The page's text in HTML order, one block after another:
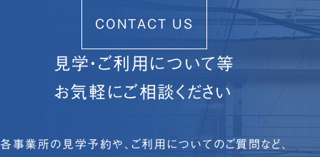
CONTACT US
見学・ご利用について等
お気軽にご相談ください
各事業所の見学予約や、ご利用についてのご質問など、